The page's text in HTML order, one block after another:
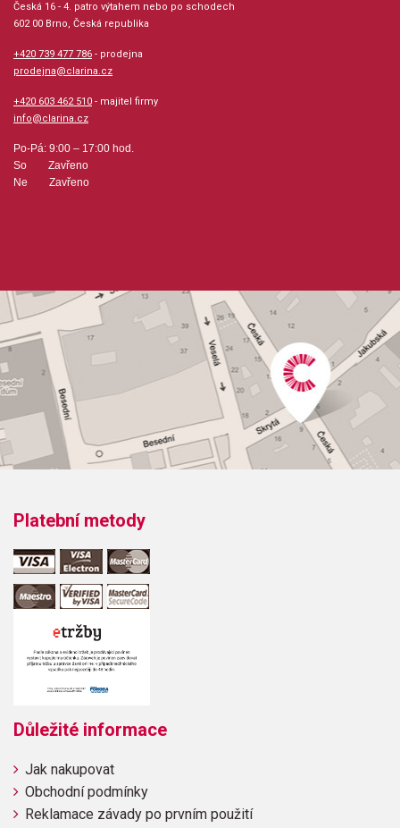
Česká 16 - 4. patro výtahem nebo po schodech
602 00 Brno, Česká republika
+420 739 477 786 - prodejna
prodejna@clarina.cz
+420 603 462 510 - majitel firmy
info@clarina.cz
Po-Pá: 9:00 – 17:00 hod.
So Zavřeno
Ne Zavřeno
Platební metody
Důležité informace
Jak nakupovat
Obchodní podmínky
Reklamace závady po prvním použití